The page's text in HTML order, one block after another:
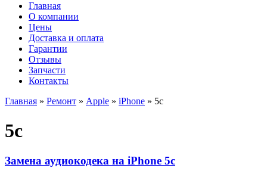
Главная
О компании
Цены
Доставка и оплата
Гарантии
Отзывы
Запчасти
Контакты
Главная » Ремонт » Apple » iPhone » 5c
5c
Замена аудиокодека на iPhone 5c